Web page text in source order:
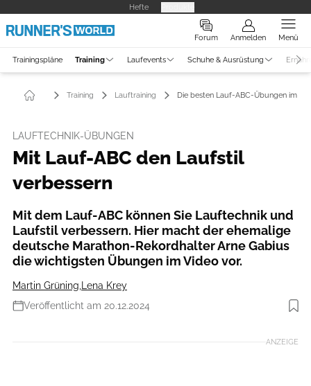
Hefte
Forum Anmelden Menü
Trainingspläne Training Laufevents Schuhe & Ausrüstung
Training Lauftraining Die besten Lauf-ABC-Übungen im
LAUFTECHNIK-ÜBUNGEN
Mit Lauf-ABC den Laufstil
verbessern
Mit dem Lauf-ABC können Sie Lauftechnik und
Laufstil verbessern. Hier macht der ehemalige
deutsche Marathon-Rekordhalter Arne Gabius
die wichtigsten Übungen im Video vor.
Martin Grüning Lena Krey
Veröffentlicht am 20.12.2024
Foto: Robert Grischek
ANZEIGE